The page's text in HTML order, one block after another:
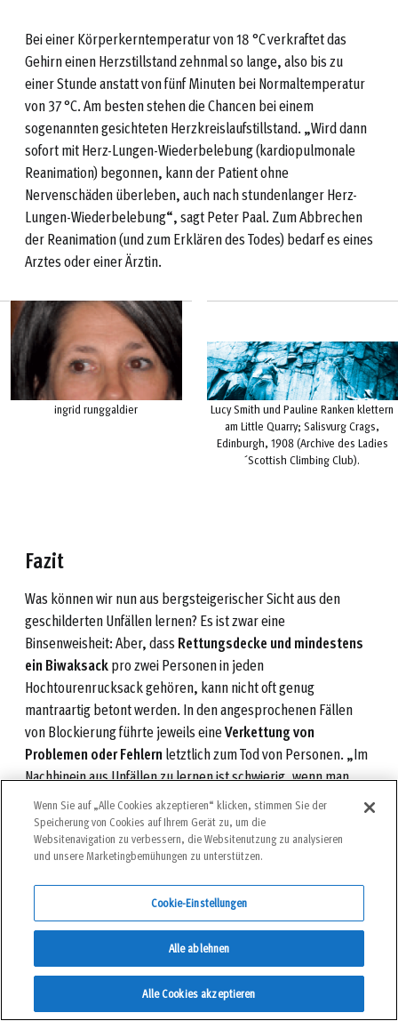
Bei einer Körperkerntemperatur von 18 °C verkraftet das
Gehirn einen Herzstillstand zehnmal so lange, also bis zu
einer Stunde anstatt von fünf Minuten bei Normaltemperatur
von 37 °C. Am besten stehen die Chancen bei einem
sogenannten gesichteten Herzkreislaufstillstand. „Wird dann
sofort mit Herz-Lungen-Wiederbelebung (kardiopulmonale
Reanimation) begonnen, kann der Patient ohne
Nervenschäden überleben, auch nach stundenlanger Herz-
Lungen-Wiederbelebung“, sagt Peter Paal. Zum Abbrechen
der Reanimation (und zum Erklären des Todes) bedarf es eines
Arztes oder einer Ärztin.
ingrid runggaldier
Lucy Smith und Pauline Ranken klettern
am Little Quarry; Salisvurg Crags,
Edinburgh, 1908 (Archive des Ladies
´Scottish Climbing Club).
Fazit
Was können wir nun aus bergsteigerischer Sicht aus den
geschilderten Unfällen lernen? Es ist zwar eine
Binsenweisheit: Aber, dass Rettungsdecke und mindestens
ein Biwaksackpro zwei Personen in jeden
Hochtourenrucksack gehören, kann nicht oft genug
mantraartig betont werden. In den angesprochenen Fällen
von Blockierung führte jeweils eineVerkettung von
Problemen oder Fehlern letztlich zum Tod von Personen. „Im
Nachhinein aus Unfällen zu lernen ist schwierig, wenn man
nicht dabei war und nicht alle Details und die einzelnen Glieder
der Fehlerkette kennt“, sagt Walter Würtl, Bergführer,
Sachverständiger und langjähriger bergundsteigen –
Redakteur. Es gebe aber zumindest einige
Eckpunkte, an und zu denen wir uns selbst und die von uns
Auszubildenden – auch wenn es für viele bergundsteigen –
Leser*innen banal und selbstverständlich wirkt – immer und
immer wieder hinterfragen sollten.
Wenn Sie auf „Alle Cookies akzeptieren“ klicken, stimmen Sie der
Speicherung von Cookies auf Ihrem Gerät zu, um die
Websitenavigation zu verbessern, die Websitenutzung zu analysieren
und unsere Marketingbemühungen zu unterstützen.
Cookie-Einstellungen
Alle ablehnen
Alle Cookies akzeptieren